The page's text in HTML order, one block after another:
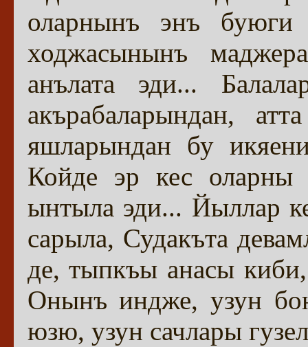
оларнынъ энъ буюги
ходжасынынъ
анълата эди...
акърабаларындан,
яшларындан бу
Койде эр кес оларны
ынтыла эди... Йыллар
сарыла, Судакъта
де, тыпкъы анасы
Онынъ индже, узун
юзю, узун сачлары